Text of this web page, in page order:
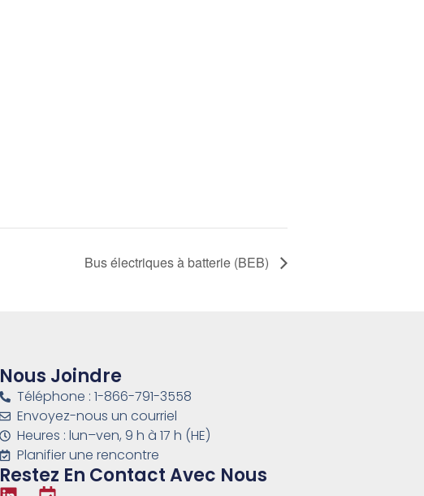
Bus électriques à batterie (BEB)
Nous Joindre
Téléphone : 1-866-791-3558
Envoyez-nous un courriel
Heures : lun–ven, 9 h à 17 h (HE)
Planifier une rencontre
Restez En Contact Avec Nous